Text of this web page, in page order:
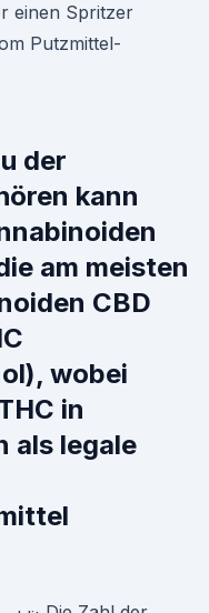
einen Spritzer
Putzmittel-
der
kann
am meisten
CBD
wobei
in
als legale